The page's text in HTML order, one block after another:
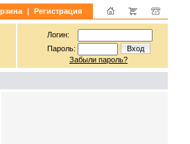
| Регистрация
Логин:
Пароль:
Вход
Забыли пароль?